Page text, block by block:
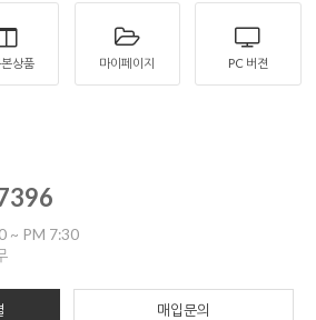
상품 마이페이지 PC 버젼
~ PM 7:30
매입문의